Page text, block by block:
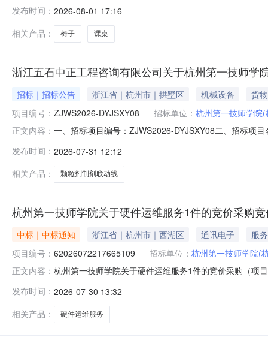
信息：序号标的名称品牌规格型号数量单价(元)1课桌荣
发布时间： 2026-08-01 17:16
相关产品：
椅子 课桌
浙江五石中正工程咨询有限公司关于杭州第一技师学
招标｜招标公告 浙江省｜杭州市｜拱墅区 机械设备
货物
项目编号： ZJWS2026-DYJSXY08 招标单位： 杭州第一技师学院
正文内容： 一、招标项目编号：ZJWS2026-DYJSXY08二、招标项
合同签署后60个日历天供货、安装、调试完成。六、投
良好的商业信誉和
发布时间： 2026-07-31 12:12
相关产品：
颗粒剂制剂联动线
杭州第一技师学院关于硬件运维服务1件的竞价采购
中标｜中标通知 浙江省｜杭州市｜西湖区 通讯电子
服务
项目编号： 62026072217665109 招标单位： 杭州第一技师学院(
正文内容： 杭州第一技师学院关于硬件运维服务1件的竞价采购（项
级报价起止时间：2026-07-2209:45-2026-07-2718:00
发布时间： 2026-07-30 13:32
相关产品：
硬件运维服务